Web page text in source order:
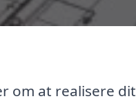
om at realisere dit